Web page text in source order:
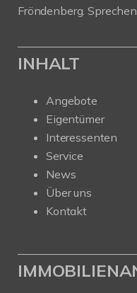
Fröndenberg.
INHALT
Angebote
Eigentümer
Interessenten
Service
News
Über uns
Kontakt